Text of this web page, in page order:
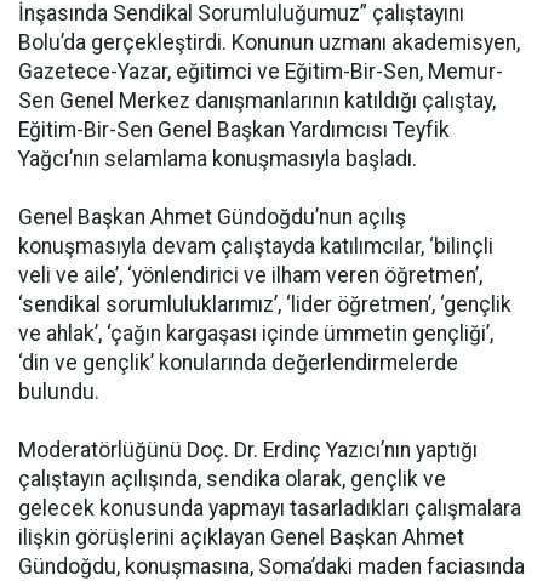
İnşasında Sendikal Sorumluluğumuz” çalıştayını
Bolu’da gerçekleştirdi. Konunun uzmanı akademisyen,
Gazetece-Yazar, eğitimci ve Eğitim-Bir-Sen, Memur-
Sen Genel Merkez danışmanlarının katıldığı çalıştay,
Eğitim-Bir-Sen Genel Başkan Yardımcısı Teyfik
Yağcı’nın selamlama konuşmasıyla başladı.
Genel Başkan Ahmet Gündoğdu’nun açılış
konuşmasıyla devam çalıştayda katılımcılar, ‘bilinçli
veli ve aile’, ‘yönlendirici ve ilham veren öğretmen’,
‘sendikal sorumluluklarımız’, ‘lider öğretmen’, ‘gençlik
ve ahlak’, ‘çağın kargaşası içinde ümmetin gençliği’,
‘din ve gençlik’ konularında değerlendirmelerde
bulundu.
Moderatörlüğünü Doç. Dr. Erdinç Yazıcı’nın yaptığı
çalıştayın açılışında, sendika olarak, gençlik ve
gelecek konusunda yapmayı tasarladıkları çalışmalara
ilişkin görüşlerini açıklayan Genel Başkan Ahmet
Gündoğdu, konuşmasına, Soma’daki maden faciasında